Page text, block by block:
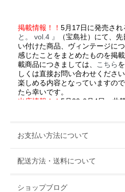
掲載情報！！5月17日に発売され
と。 vol.4 』
（宝島社）にて、
い付けた商品、ヴィンテージに
感じたことをまとめたものを掲
載商品につきましては、
こちら
しくは直接お問い合わせくださ
楽しめる内容となっていますの
たら幸いです。
出店情報！！ 5月29-6月4日、井
お支払い方法について
配送方法・送料について
ショップブログ